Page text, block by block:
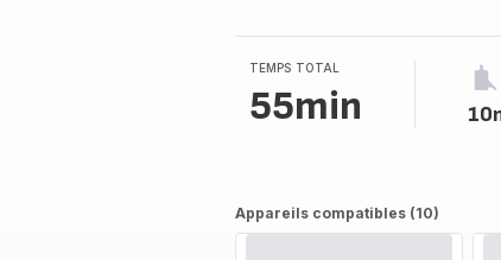
étoiles
(moyenne)
TEMPS TOTAL
55min
Appareils compatibles (10)